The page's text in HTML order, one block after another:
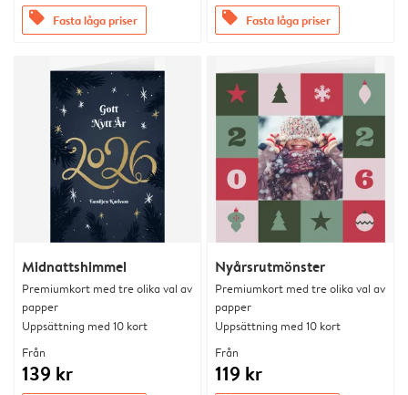
offers Fasta låga priser offers Fasta låga priser
Midnattshimmel
Premiumkort med tre olika val av
papper
Uppsättning med 10 kort
Från
139 kr
Nyårsrutmönster
Premiumkort med tre olika val av
papper
Uppsättning med 10 kort
Från
119 kr